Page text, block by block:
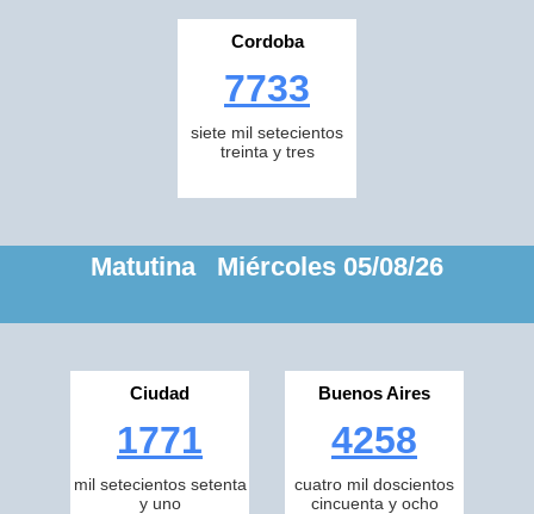
Cordoba
7733
siete mil setecientos
treinta y tres
Matutina Miércoles 05/08/26
Ciudad
1771
mil setecientos setenta
y uno
Buenos Aires
4258
cuatro mil doscientos
cincuenta y ocho